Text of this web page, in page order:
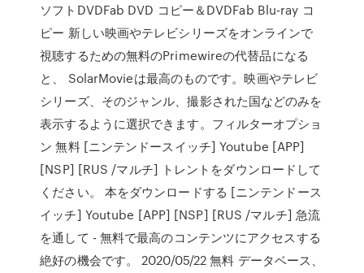
ソフトDVDFab DVD コピー＆DVDFab Blu-ray コ
ピー 新しい映画やテレビシリーズをオンラインで
視聴するための無料のPrimewireの代替品になる
と、 SolarMovieは最高のものです。映画やテレビ
シリーズ、そのジャンル、撮影された国などのみを
表示するように選択できます。フィルターオプショ
ン 無料 [ニンテンドースイッチ] Youtube [APP]
[NSP] [RUS /マルチ] トレントをダウンロードして
ください。 本をダウンロードする [ニンテンドース
イッチ] Youtube [APP] [NSP] [RUS /マルチ] 急流
を通して - 無料で最高のコンテンツにアクセスする
絶好の機会です。 2020/05/22 無料 データベース、